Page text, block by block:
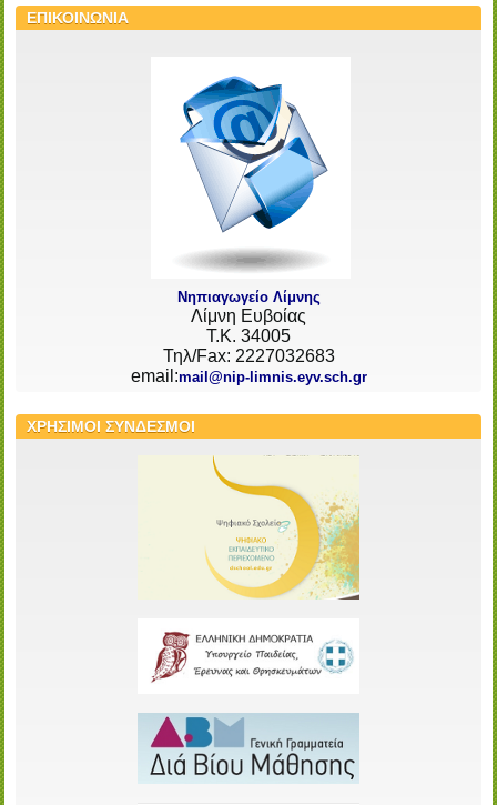
ΕΠΙΚΟΙΝΩΝΙΑ
Νηπιαγωγείο Λίμνης
Λίμνη Ευβοίας
Τ.Κ. 34005
Τηλ/Fax: 2227032683
email:mail@nip-limnis.eyv.sch.gr
ΧΡΗΣΙΜΟΙ ΣΥΝΔΕΣΜΟΙ